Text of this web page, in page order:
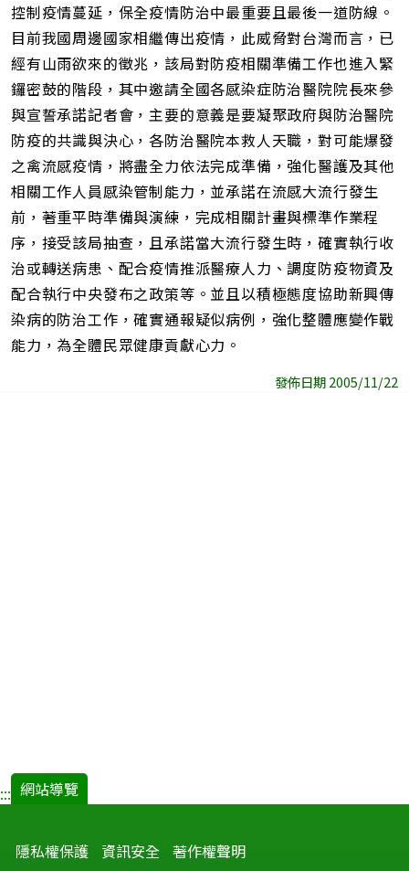
控制疫情蔓延，保全疫情防治中最重要且最後一道防線。
目前我國周邊國家相繼傳出疫情，此威脅對台灣而言，已
經有山雨欲來的徵兆，該局對防疫相關準備工作也進入緊
鑼密鼓的階段，其中邀請全國各感染症防治醫院院長來參
與宣誓承諾記者會，主要的意義是要凝聚政府與防治醫院
防疫的共識與決心，各防治醫院本救人天職，對可能爆發
之禽流感疫情，將盡全力依法完成準備，強化醫護及其他
相關工作人員感染管制能力，並承諾在流感大流行發生
前，著重平時準備與演練，完成相關計畫與標準作業程
序，接受該局抽查，且承諾當大流行發生時，確實執行收
治或轉送病患、配合疫情推派醫療人力、調度防疫物資及
配合執行中央發布之政策等。並且以積極態度協助新興傳
染病的防治工作，確實通報疑似病例，強化整體應變作戰
能力，為全體民眾健康貢獻心力。
發佈日期 2005/11/22
::: 網站導覽
隱私權保護 資訊安全 著作權聲明